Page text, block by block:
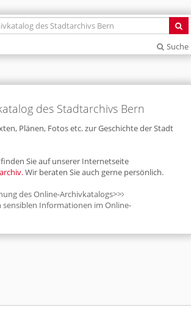
Suche
des Stadtarchivs Bern
Plänen, Fotos etc. zur Geschichte der Stadt
Sie auf unserer Internetseite
Wir beraten Sie auch gerne persönlich.
des Online-Archivkatalogs>>
sensiblen Informationen im Online-